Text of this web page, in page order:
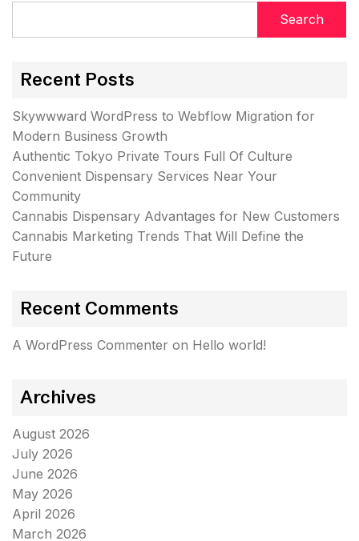
Search
Recent Posts
Skywwward WordPress to Webflow Migration for
Modern Business Growth
Authentic Tokyo Private Tours Full Of Culture
Convenient Dispensary Services Near Your
Community
Cannabis Dispensary Advantages for New Customers
Cannabis Marketing Trends That Will Define the
Future
Recent Comments
A WordPress Commenter on Hello world!
Archives
August 2026
July 2026
June 2026
May 2026
April 2026
March 2026